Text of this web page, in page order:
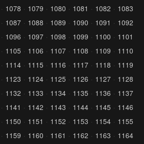
1078 1079 1080 1081 1082
1083
1087 1088 1089 1090 1091
1092
1096 1097 1098 1099 1100
1101
1105 1106 1107 1108 1109
1110
1114 1115 1116 1117 1118
1119
1123 1124 1125 1126 1127
1128
1132 1133 1134 1135 1136
1137
1141 1142 1143 1144 1145
1146
1150 1151 1152 1153 1154
1155
1159 1160 1161 1162 1163
1164